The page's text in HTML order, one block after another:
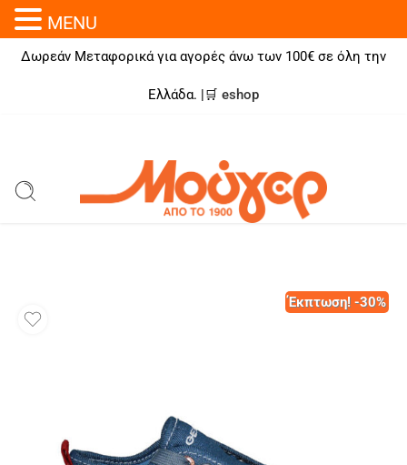
Δωρεάν Μεταφορικά για αγορές άνω των 100€ σε όλη την
Ελλάδα. |🛒 eshop
Έκπτωση! -30%
MENU